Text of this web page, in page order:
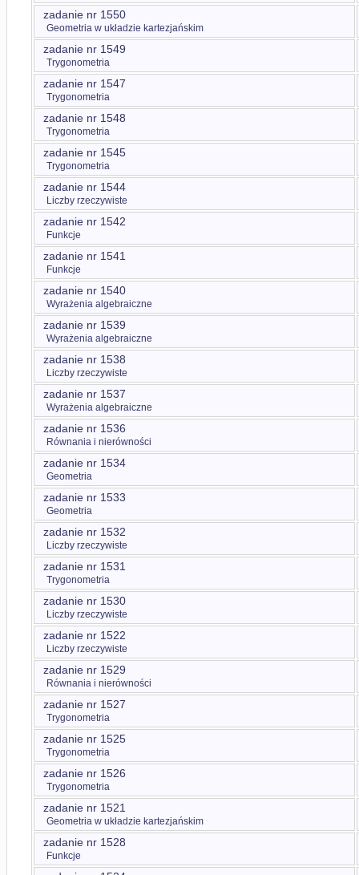
zadanie nr 1550
Geometria w układzie kartezjańskim
zadanie nr 1549
Trygonometria
zadanie nr 1547
Trygonometria
zadanie nr 1548
Trygonometria
zadanie nr 1545
Trygonometria
zadanie nr 1544
Liczby rzeczywiste
zadanie nr 1542
Funkcje
zadanie nr 1541
Funkcje
zadanie nr 1540
Wyrażenia algebraiczne
zadanie nr 1539
Wyrażenia algebraiczne
zadanie nr 1538
Liczby rzeczywiste
zadanie nr 1537
Wyrażenia algebraiczne
zadanie nr 1536
Równania i nierówności
zadanie nr 1534
Geometria
zadanie nr 1533
Geometria
zadanie nr 1532
Liczby rzeczywiste
zadanie nr 1531
Trygonometria
zadanie nr 1530
Liczby rzeczywiste
zadanie nr 1522
Liczby rzeczywiste
zadanie nr 1529
Równania i nierówności
zadanie nr 1527
Trygonometria
zadanie nr 1525
Trygonometria
zadanie nr 1526
Trygonometria
zadanie nr 1521
Geometria w układzie kartezjańskim
zadanie nr 1528
Funkcje